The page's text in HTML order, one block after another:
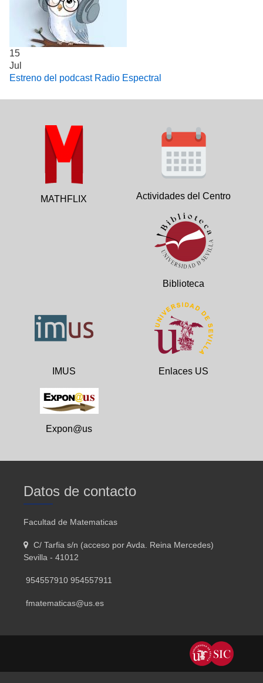
15
Jul
Estreno del podcast Radio Espectral
MATHFLIX Actividades del Centro
Biblioteca
IMUS Enlaces US
Expon@us
Datos de contacto
Facultad de Matematicas
C/ Tarfia s/n (acceso por Avda. Reina Mercedes)
Sevilla - 41012
954557910 954557911
fmatematicas@us.es